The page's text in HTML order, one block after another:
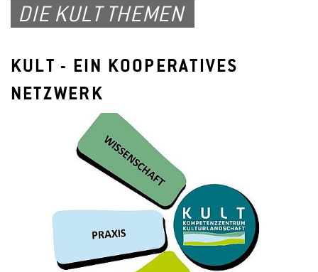
DIE KULT THEMEN
KULT - EIN KOOPERATIVES
NETZWERK